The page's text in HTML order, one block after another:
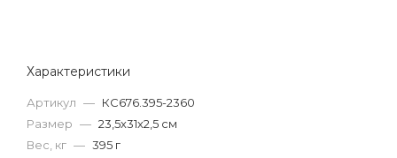
Характеристики
Артикул — КС676.395-2360
Размер — 23,5х31х2,5 см
Вес, кг — 395 г